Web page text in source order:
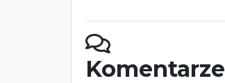
Komentarze